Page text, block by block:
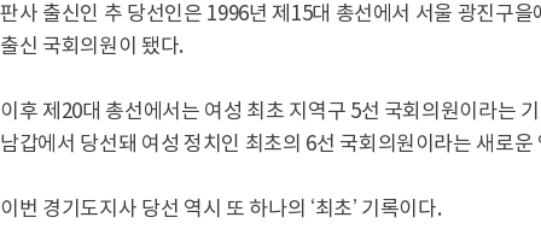
판사 출신인 추 당선인은 1996년 제15대 총선에서 서울 광진구
출신 국회의원이 됐다.
이후 제20대 총선에서는 여성 최초 지역구 5선 국회의원이라는
남갑에서 당선돼 여성 정치인 최초의 6선 국회의원이라는 새로운
이번 경기도지사 당선 역시 또 하나의 ‘최초’ 기록이다.